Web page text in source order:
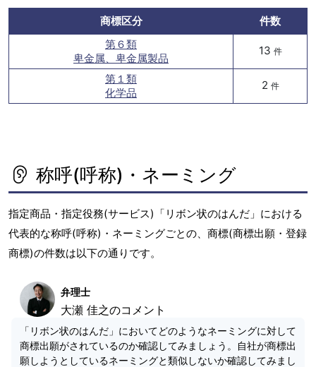
商標区分
件数
第６類
卑金属、卑金属製品
13 件
第１類
化学品
2 件
称呼(呼称)・ネーミング
指定商品・指定役務(サービス)「リボン状のはんだ」における
代表的な称呼(呼称)・ネーミングごとの、商標(商標出願・登録
商標)の件数は以下の通りです。
弁理士
大瀬 佳之のコメント
「リボン状のはんだ」においてどのようなネーミングに対して
商標出願がされているのか確認してみましょう。自社が商標出
願しようとしているネーミングと類似しないか確認してみまし